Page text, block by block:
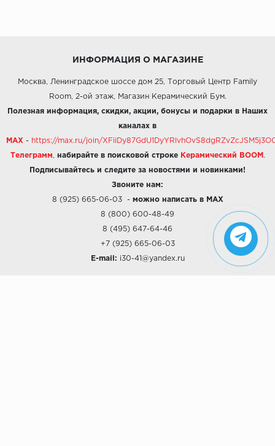
ИНФОРМАЦИЯ О МАГАЗИНЕ
Москва, Ленинградское шоссе дом 25, Торговый Центр Family
Room, 2-ой этаж, Магазин Керамический Бум.
Полезная информация, скидки, акции, бонусы и подарки в Наших
каналах в
MAX - https://max.ru/join/
Телеграмм набирайте в поисковой строке Керамический BOOM .
Подписывайтесь и следите за новостями и новинками!
Звоните нам:
8 (925) 665-06-03- можно написать в MAX
8 (800) 600-48-49
8 (495) 647-64-46
+7 (925) 665-06-03
E-mail: i30-41@yandex.ru